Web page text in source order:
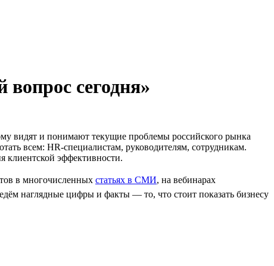
сегодня»
видят и понимают текущие проблемы российского рынка
всем: HR-специалистам, руководителям, сотрудникам.
клиентской эффективности.
в многочисленных статьях в СМИ, на вебинарах
наглядные цифры и факты — то, что стоит показать бизнесу